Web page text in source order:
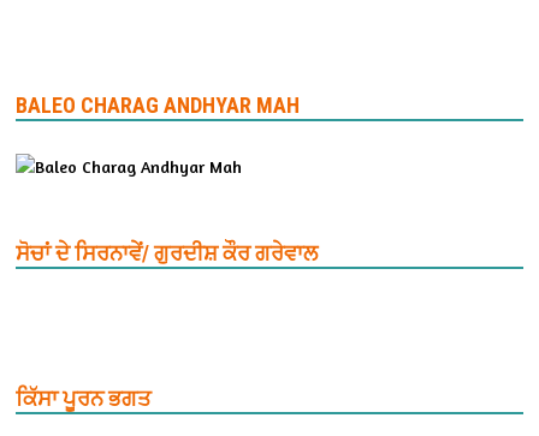
BALEO CHARAG ANDHYAR MAH
ਸੋਚਾਂ ਦੇ ਸਿਰਨਾਵੇਂ/ ਗੁਰਦੀਸ਼ ਕੌਰ ਗਰੇਵਾਲ
ਕਿੱਸਾ ਪੂਰਨ ਭਗਤ